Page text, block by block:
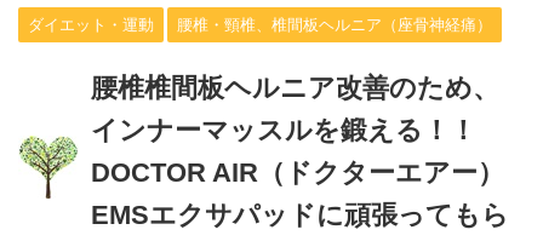
ダイエット・運動 腰椎・頸椎、椎間板ヘルニア（座骨神経痛）
腰椎椎間板ヘルニア改善のため、
インナーマッスルを鍛える！！
DOCTOR AIR（ドクターエアー）
EMSエクサパッドに頑張ってもら